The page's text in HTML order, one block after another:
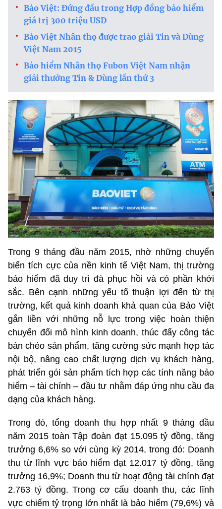
Bảo Việt: Đứng đầu trong Hợp đồng bảo hiểm
giá trị 300 triệu USD
Bảo Việt Nhân thọ được trao giải Tin và Dùng
Việt Nam 2015
Bảo hiểm Nhân thọ Fubon Việt Nam nhận
giải thưởng Tin & Dùng lần thứ 3
Trong 9 tháng đầu năm 2015, nhờ những chuyển
biến tích cực của nền kinh tế Việt Nam, thị trường
bảo hiểm đã duy trì đà phục hồi và có phần khởi
sắc. Bên cạnh những yếu tố thuận lợi đến từ thị
trường, kết quả kinh doanh khả quan của Bảo Việt
gắn liền với những nỗ lực trong việc hoàn thiện
chuyển đổi mô hình kinh doanh, thúc đẩy công tác
bán chéo sản phẩm, tăng cường sức mạnh hợp tác
nội bộ, nâng cao chất lượng dịch vụ khách hàng,
phát triển gói sản phẩm tích hợp các tính năng bảo
hiểm – tài chính – đầu tư nhằm đáp ứng nhu cầu đa
dạng của khách hàng.
Trong đó, tổng doanh thu hợp nhất 9 tháng đầu
năm 2015 toàn Tập đoàn đạt 15.095 tỷ đồng, tăng
trưởng 6,6% so với cùng kỳ 2014, trong đó: Doanh
thu từ lĩnh vực bảo hiểm đạt 12.017 tỷ đồng, tăng
trưởng 16,9%; Doanh thu từ hoạt động tài chính đạt
2.763 tỷ đồng. Trong cơ cấu doanh thu, các lĩnh
vực chiếm tỷ trọng lớn nhất là bảo hiểm (79,6%) và